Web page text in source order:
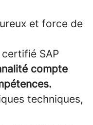
et force de
SAP
compte
techniques,